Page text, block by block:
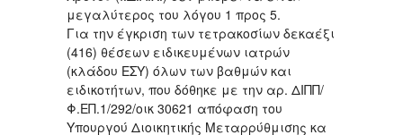
μεγαλύτερος του λόγου 1 προς 5.
Για την έγκριση των τετρακοσίων δεκαέξι
(416) θέσεων ειδικευμένων ιατρών
(κλάδου ΕΣΥ) όλων των βαθμών και
ειδικοτήτων, που δόθηκε με την αρ. ΔΙΠΠ/
Φ.ΕΠ.1/292/οικ 30621 απόφαση του
Υπουργού Διοικητικής Μεταρρύθμισης κα